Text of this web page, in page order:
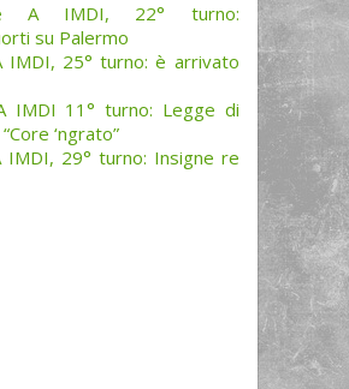
A IMDI, 22° turno:
su Palermo
IMDI, 25° turno: è arrivato
IMDI 11° turno: Legge di
‘ngrato”
IMDI, 29° turno: Insigne re